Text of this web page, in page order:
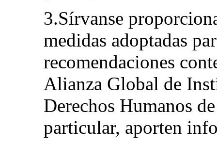
3.Sírvanse
medidas adoptadas
recomendaciones
Alianza Global de
Derechos Humanos
particular, aporten